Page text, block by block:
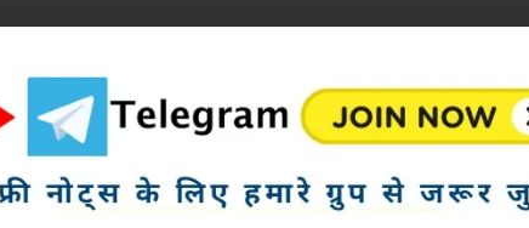
के लिए अंतिम रूप से चयन किस प्रकार किया जाएगा तो आपको बता